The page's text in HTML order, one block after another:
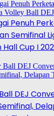
Penuh
Semifinal
Cup I
DEJ